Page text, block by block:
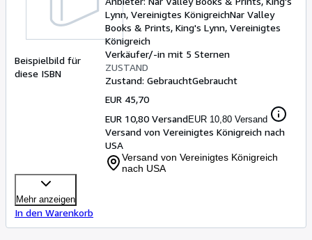
Beispielbild für
diese ISBN
Lynn, Vereinigtes KönigreichNar Valley
Books & Prints, King's Lynn, Vereinigtes
Königreich
Verkäufer/-in mit 5 Sternen
ZUSTAND
Zustand: GebrauchtGebraucht
EUR 45,70
EUR 10,80 VersandEUR 10,80 Versand
Versand von Vereinigtes Königreich nach
USA
Versand von Vereinigtes Königreich
nach USA
Mehr anzeigen
In den Warenkorb